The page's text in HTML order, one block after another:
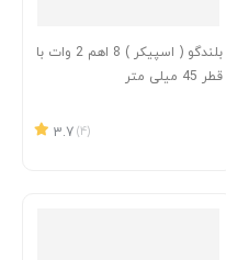
بلندگو ( اسپیکر ) 8 اهم 2 وات با
قطر 45 میلی متر
3.7 (4)